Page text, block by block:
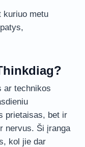
kuriuo metu
ar technikos
prietaisas, bet ir
nervus. Ši įranga
kol jie dar